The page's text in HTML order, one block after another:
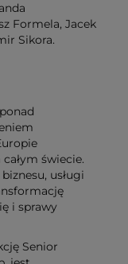
Formela, Jacek
Sikora.
świecie.
usługi
i sprawy
Senior